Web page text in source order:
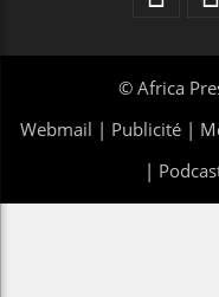
© Africa
Webmail | Publicité |
|